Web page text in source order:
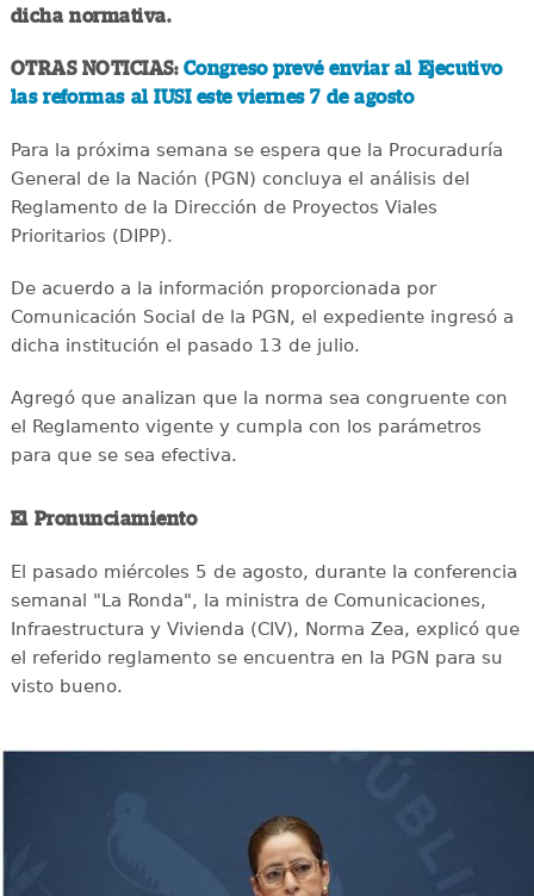
dicha normativa.
OTRAS NOTICIAS: Congreso prevé enviar al Ejecutivo
las reformas al IUSI este viernes 7 de agosto
Para la próxima semana se espera que la Procuraduría
General de la Nación (PGN) concluya el análisis del
Reglamento de la Dirección de Proyectos Viales
Prioritarios (DIPP).
De acuerdo a la información proporcionada por
Comunicación Social de la PGN, el expediente ingresó a
dicha institución el pasado 13 de julio.
Agregó que analizan que la norma sea congruente con
el Reglamento vigente y cumpla con los parámetros
para que se sea efectiva.
El Pronunciamiento
El pasado miércoles 5 de agosto, durante la conferencia
semanal "La Ronda", la ministra de Comunicaciones,
Infraestructura y Vivienda (CIV), Norma Zea, explicó que
el referido reglamento se encuentra en la PGN para su
visto bueno.